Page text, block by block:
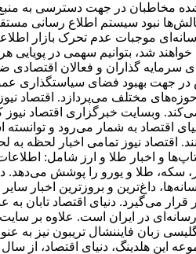
مخاطبان در جهت دسترسی به
نبود سیستم اطلاع رسانی
موجبات عدم تحرک بازار
شد، بتوانیم سهمی در پویایی
سرمایه گذاران و فعالان
در جهت بهبود فضای
مختلف می‌پردازد. اقتصاد
وبسایت خبرگزاری اقتصاد نیوز
اقتصاد نیوز تمامی اخبار لحظه
و اخبار طلا و ارز
سکه، طلا و یورو را پوشش می‌دهد.
داغ‌ترین و بروزترین اخبار
قرار می‌گیرد. دنیای اقتصاد تابان
در ایران است. علاوه بر سایت
‌زبان فایننشال تریبون نیز به